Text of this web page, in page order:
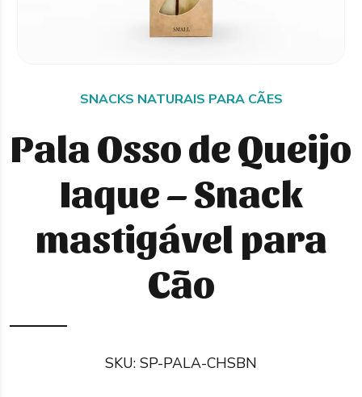
SNACKS NATURAIS PARA CÃES
Pala Osso de Queijo
Iaque – Snack
mastigável para
Cão
SKU: SP-PALA-CHSBN